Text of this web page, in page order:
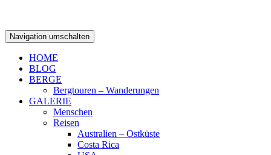
Navigation umschalten
HOME
BLOG
BERGE
Bergtouren – Wanderungen
GALERIE
Menschen
Reisen
Australien – Ostküste
Costa Rica